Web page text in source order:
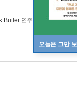
오늘은 그만
Butler 연주 외 2명